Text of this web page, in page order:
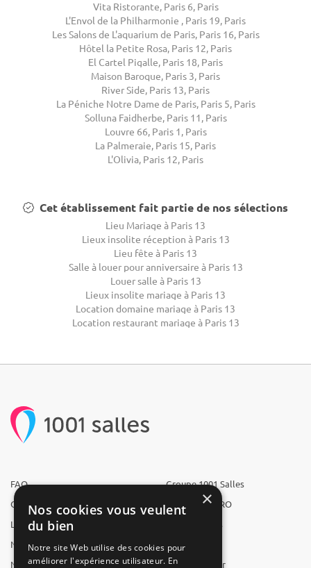
Vita Ristorante, Paris 6, Paris
L'Envol de la Philharmonie , Paris 19, Paris
Les Salons de L'aquarium de Paris, Paris 16, Paris
Hôtel la Petite Rosa, Paris 12, Paris
El Cartel Pigalle, Paris 18, Paris
Maison Baroque, Paris 3, Paris
River Side, Paris 13, Paris
La Péniche Notre Dame de Paris, Paris 5, Paris
Solluna Faidherbe, Paris 11, Paris
Louvre 66, Paris 1, Paris
La Palmeraie, Paris 15, Paris
L'Olivia, Paris 12, Paris
Cet établissement fait partie de nos sélections
Lieu Mariage à Paris 13
Lieux insolite réception à Paris 13
Lieu fête à Paris 13
Salle à louer pour anniversaire à Paris 13
Louer salle à Paris 13
Lieux insolite mariage à Paris 13
Location domaine mariage à Paris 13
Location restaurant mariage à Paris 13
FAQ
Qui sommes-nous ?
L'équipe
Nous recrutons
Nos partenaires
Groupe 1001 Salles
1001 Salles PRO
1001 Traiteurs
1001 Artistes
Reserverunbar
×
Nos cookies vous veulent
du bien
Notre site Web utilise des cookies pour
améliorer l'expérience utilisateur. En